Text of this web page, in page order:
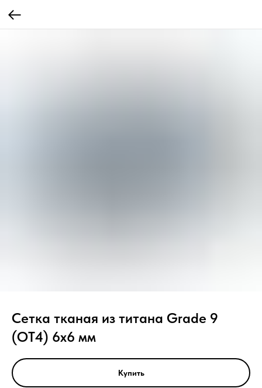
Сетка тканая из титана Grade 9
(ОТ4) 6x6 мм
Купить